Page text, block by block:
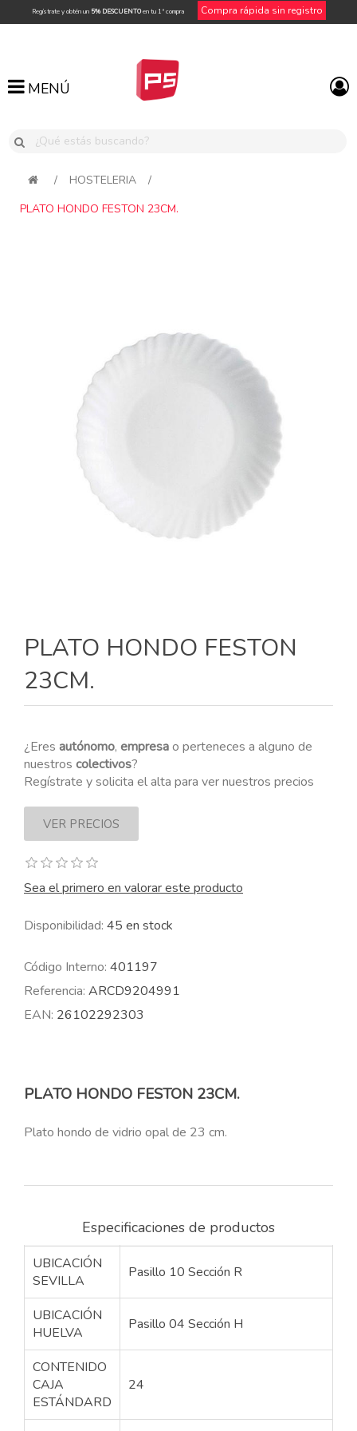
Regístrate y obtén un 5% DESCUENTOen tu 1ª compra Compra rápida sin registro
MENÚ
MENÚ
/ HOSTELERIA
/
PLATO HONDO FESTON 23CM.
PLATO HONDO FESTON
23CM.
¿Eres autónomo, empresao perteneces a alguno de
nuestros colectivos?
Regístrate y solicita el alta para ver nuestros precios
Sea el primero en valorar este producto
Disponibilidad: 45 en stock
Código Interno: 401197
Referencia: ARCD9204991
EAN: 26102292303
PLATO HONDO FESTON 23CM.
Plato hondo de vidrio opal de 23 cm.
Especificaciones de productos
UBICACIÓN
SEVILLA
Pasillo 10 Sección R
UBICACIÓN
HUELVA
Pasillo 04 Sección H
CONTENIDO
CAJA
ESTÁNDARD
24